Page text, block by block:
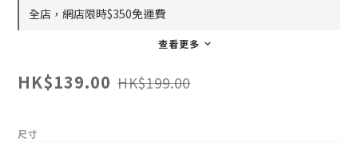
全店，網店限時$350免運費
查看更多
HK$139.00 HK$199.00
尺寸